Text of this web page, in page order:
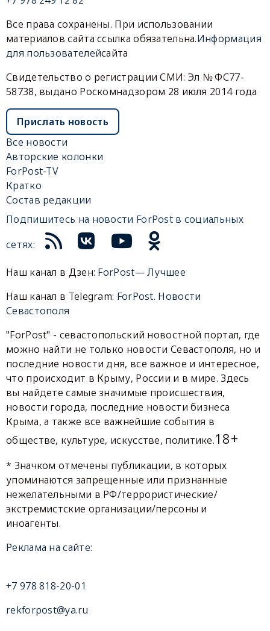
Все права сохранены. При использовании
материалов сайта ссылка обязательна.Информация
для пользователейсайта
Свидетельство о регистрации СМИ: Эл № ФС77-
58738, выдано Роскомнадзором 28 июля 2014 года
Прислать новость
Все новости
Авторские колонки
ForPost-TV
Кратко
Состав редакции
Подпишитесь на новости ForPost в социальных
сетях:
Наш канал в Дзен: ForPost— Лучшее
Наш канал в Telegram: ForPost. Новости
Севастополя
"ForPost" - севастопольский новостной портал, где
можно найти не только новости Севастополя, но и
последние новости дня, все важное и интересное,
что происходит в Крыму, России и в мире. Здесь
вы найдете самые значимые происшествия,
новости города, последние новости бизнеса
Крыма, а также все важнейшие события в
обществе, культуре, искусстве, политике.18+
* Значком отмечены публикации, в которых
упоминаются запрещенные или признанные
нежелательными в РФ/террористические/
экстремистские организации/персоны и
иноагенты.
Реклама на сайте:
+7 978 818-20-01
rekforpost@ya.ru